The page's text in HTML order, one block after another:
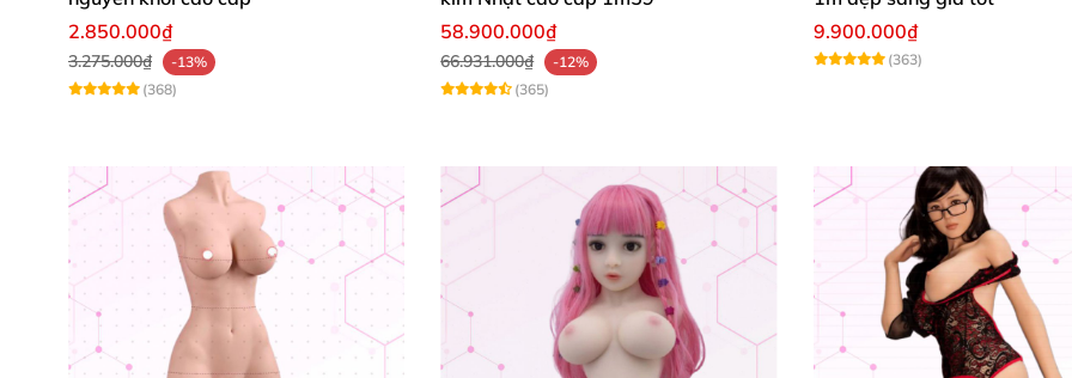
Mái tóc dài đen óng , mềm mại như thật, tạo cảm giác gần gũi
và thân quen như đang ở bên cạnh
Làn da trắng hồng
, mịn màng không tì vết,được làm từ với chất liệu TPE
2 . Vóc Dáng Nóng Bỏng – Thỏa Mãn Mọi Khao Khát
Cô nàng bán thân này được tạo hình số đo ba vòng cân đối đặc biệt là:
Vòng 1 nảy nở, căng tròn , có độ đàn hồi như thật , cực kỳ “đã tay” khi vuốt ve hay xoa bóp.
2.850.000₫
3.275.000₫
-13%
(368)
58.900.000₫
66.931.000₫
-12%
(365)
9.900.000₫
(363)